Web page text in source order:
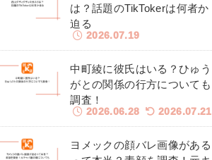
は？話題のTikTokerは何者か
迫る
2026.07.19
中町綾に彼氏はいる？ひゅう
がとの関係の行方についても
調査！
2026.06.28 2026.07.21
ヨメックの顔バレ画像がある